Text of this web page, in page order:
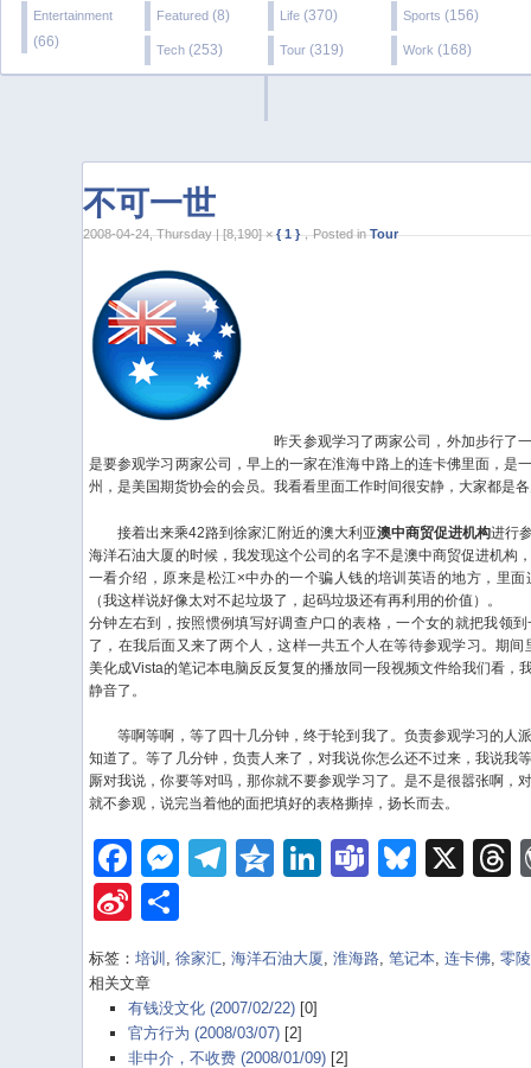
Entertainment
(66)
Featured (8) Life (370) Sports (156)
Tech (253) Tour (319) Work (168)
不可一世
2008-04-24, Thursday | [8,190] ×{ 1 }，Posted inTour
昨天参观学习了两家公司，外加步行了一
是要参观学习两家公司，早上的一家在淮海中路上的连卡佛里面，是
州，是美国期货协会的会员。我看看里面工作时间很安静，大家都是
接着出来乘42路到徐家汇附近的澳大利亚澳中商贸促进机构进行
海洋石油大厦的时候，我发现这个公司的名字不是澳中商贸促进机构
一看介绍，原来是松江×中办的一个骗人钱的培训英语的地方，里
（我这样说好像太对不起垃圾了，起码垃圾还有再利用的价值）。
分钟左右到，按照惯例填写好调查户口的表格，一个女的就把我领
了，在我后面又来了两个人，这样一共五个人在等待参观学习。期
美化成Vista的笔记本电脑反反复复的播放同一段视频文件给我们看，
静音了。
等啊等啊，等了四十几分钟，终于轮到我了。负责参观学习的人
知道了。等了几分钟，负责人来了，对我说你怎么还不过来，我说我
厮对我说，你要等对吗，那你就不要参观学习了。是不是很嚣张啊，
就不参观，说完当着他的面把填好的表格撕掉，扬长而去。
Facebook
Messenger
Telegram
Qzone
LinkedIn
TeamsX
Sina
Weibo
标签：培训 ,徐家汇 ,海洋石油大厦 ,淮海路 ,笔记本 ,连卡佛 ,零
相关文章
有钱没文化 (2007/02/22)[0]
官方行为 (2008/03/07)[2]
非中介，不收费 (2008/01/09)[2]